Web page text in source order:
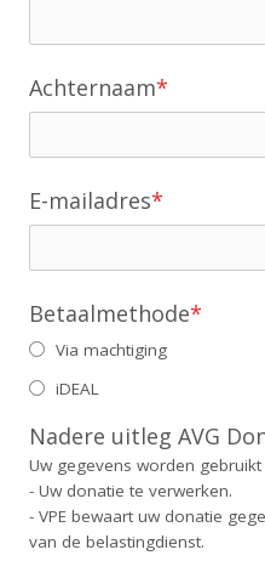
Achternaam*
E-mailadres*
Betaalmethode*
Via machtiging
iDEAL
Nadere uitleg AVG
Uw gegevens worden
- Uw donatie te verwerken.
- VPE bewaart uw donatie
van de belastingdienst.